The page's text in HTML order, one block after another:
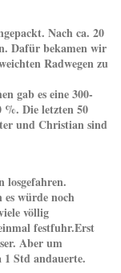
Nach ca. 20
Dafür bekamen wir
Radwegen zu
gab es eine 300-
%. Die letzten 50
und Christian sind
losgefahren.
würde noch
völlig
festfuhr.Erst
Aber um
1 Std andauerte.